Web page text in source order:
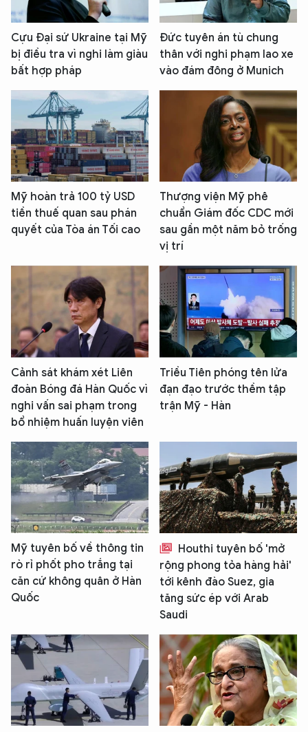
Cựu Đại sứ Ukraine tại Mỹ
bị điều tra vì nghi làm giàu
bất hợp pháp
Đức tuyên án tù chung
thân với nghi phạm lao xe
vào đám đông ở Munich
Mỹ hoàn trả 100 tỷ USD
tiền thuế quan sau phán
quyết của Tòa án Tối cao
Thượng viện Mỹ phê
chuẩn Giám đốc CDC mới
sau gần một năm bỏ trống
vị trí
Cảnh sát khám xét Liên
đoàn Bóng đá Hàn Quốc vì
nghi vấn sai phạm trong
bổ nhiệm huấn luyện viên
Triều Tiên phóng tên lửa
đạn đạo trước thềm tập
trận Mỹ - Hàn
Mỹ tuyên bố về thông tin
rò rỉ phốt pho trắng tại
căn cứ không quân ở Hàn
Quốc
Houthi tuyên bố 'mở
rộng phong tỏa hàng hải'
tới kênh đào Suez, gia
tăng sức ép với Arab
Saudi